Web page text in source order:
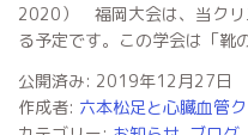
2020） 福岡大会は、当クリ
る予定です。この学会は「靴
公開済み: 2019年12月27日
作成者: 六本松足と心臓血管